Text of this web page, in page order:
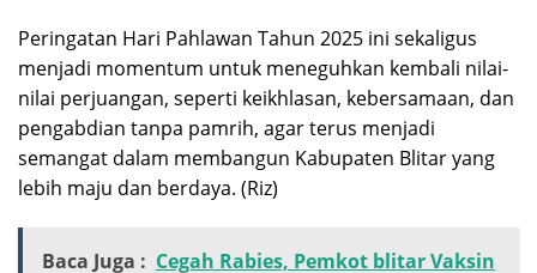
Peringatan Hari Pahlawan Tahun 2025 ini sekaligus
menjadi momentum untuk meneguhkan kembali nilai-
nilai perjuangan, seperti keikhlasan, kebersamaan, dan
pengabdian tanpa pamrih, agar terus menjadi
semangat dalam membangun Kabupaten Blitar yang
lebih maju dan berdaya. (Riz)
Baca Juga : Cegah Rabies, Pemkot blitar Vaksin